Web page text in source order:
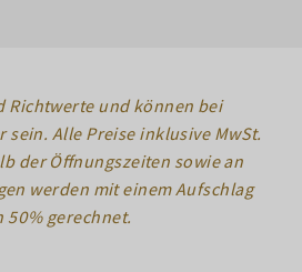
Richtwerte und können bei
Alle Preise inklusive MwSt.
der Öffnungszeiten sowie an
werden mit einem Aufschlag
50% gerechnet.